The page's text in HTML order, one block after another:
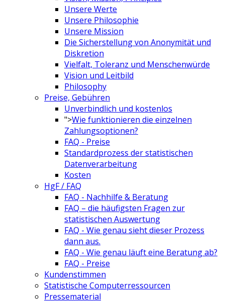
Unsere Werte
Unsere Philosophie
Unsere Mission
Die Sicherstellung von Anonymität und
Diskretion
Vielfalt, Toleranz und Menschenwürde
Vision und Leitbild
Philosophy
Preise, Gebühren
Unverbindlich und kostenlos
">Wie funktionieren die einzelnen
Zahlungsoptionen?
FAQ - Preise
Standardprozess der statistischen
Datenverarbeitung
Kosten
HgF / FAQ
FAQ - Nachhilfe & Beratung
FAQ – die häufigsten Fragen zur
statistischen Auswertung
FAQ - Wie genau sieht dieser Prozess
dann aus.
FAQ - Wie genau läuft eine Beratung ab?
FAQ - Preise
Kundenstimmen
Statistische Computerressourcen
Pressematerial